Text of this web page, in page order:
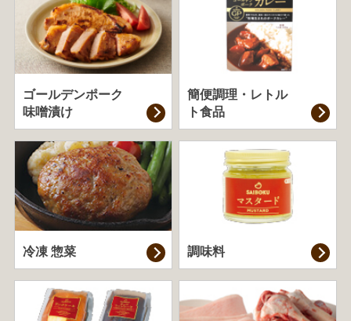
ゴールデンポーク
味噌漬け
簡便調理・ レトル
ト食品
冷凍 惣菜 調味料